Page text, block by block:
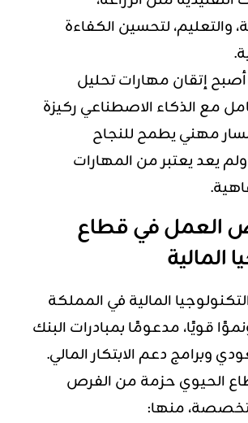
والتعليم، لتحسين الكفاءة
أصبح إتقان مهارات تحليل
مع الذكاء الاصطناعي ركيزة
مهني يطمح للنجاح
ولم يعد يعتبر من المهارات
العمل في قطاع
المالية
المالية في المملكة
قويًا، مدعومًا بمبادرات البنك
وبرامج دعم الابتكار المالي.
الحيوي حزمة من الفرص
منها: